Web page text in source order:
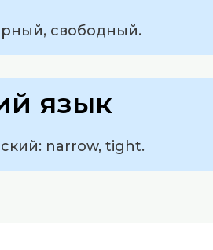
свободный.
язык
narrow, tight.